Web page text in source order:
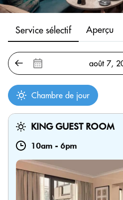
Service sélectif Aperçu
Chambre de jour
KING GUEST ROOM
10am - 6pm